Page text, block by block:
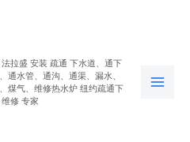
拉盛 安装 疏通 下水道、通下
通水管、通沟、通渠、漏水、
煤气、维修热水炉 纽约疏通下
修 专家